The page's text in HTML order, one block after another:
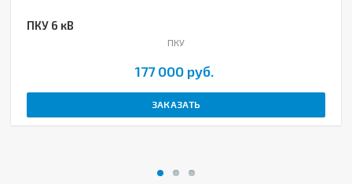
ПКУ 6 кВ
ПКУ
177 000 руб.
ЗАКАЗАТЬ